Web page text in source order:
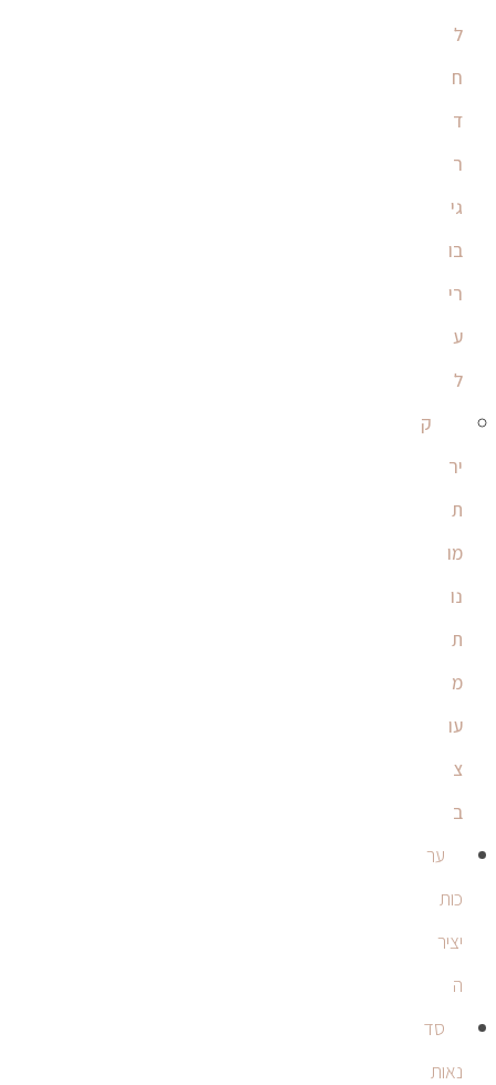
ל
ח
ד
ר
גי
בו
רי
ע
ל
ק
יר
ת
מו
נו
ת
מ
עו
צ
ב
ער
כות
יציר
ה
סד
נאות